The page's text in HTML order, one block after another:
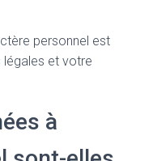
personnel est
et votre
à